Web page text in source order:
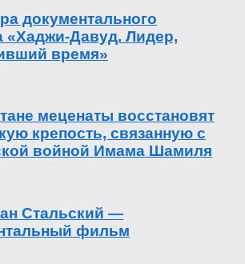
документального
Давуд. Лидер,
время»
меценаты восстановят
крепость, связанную с
войной Имама Шамиля
Стальский —
фильм